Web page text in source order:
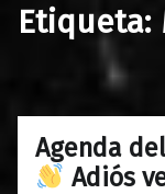
Etiqueta:
Agenda
Adiós
19/09/2018
0
Maravillas